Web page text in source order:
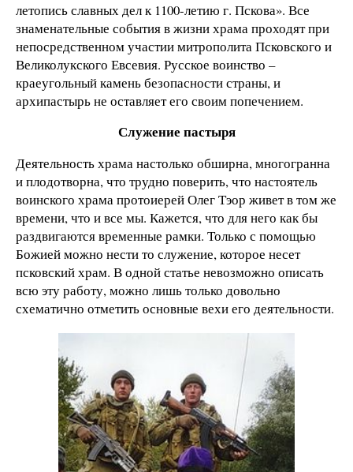
летопись славных дел к 1100-летию г. Пскова». Все
знаменательные события в жизни храма проходят при
непосредственном участии митрополита Псковского и
Великолукского Евсевия. Русское воинство –
краеугольный камень безопасности страны, и
архипастырь не оставляет его своим попечением.
Служение пастыря
Деятельность храма настолько обширна, многогранна
и плодотворна, что трудно поверить, что настоятель
воинского храма протоиерей Олег Тэор живет в том же
времени, что и все мы. Кажется, что для него как бы
раздвигаются временные рамки. Только с помощью
Божией можно нести то служение, которое несет
псковский храм. В одной статье невозможно описать
всю эту работу, можно лишь только довольно
схематично отметить основные вехи его деятельности.